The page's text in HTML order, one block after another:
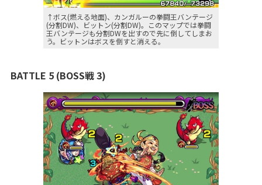
↑ボス(燃える地面)、カンガルーの拳闘王バンテージ
(分割DW)、ビットン(分割DW)。このマップでは拳闘
王バンテージも分割DWを出すので先に倒してしまお
う。ビットンはボスを倒すと消える。
BATTLE 5 (BOSS戦 3)